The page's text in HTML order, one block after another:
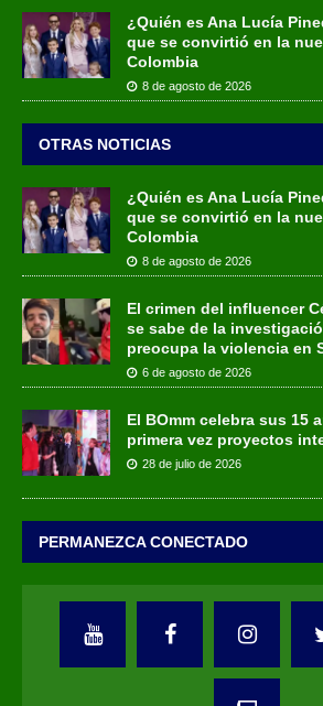
¿Quién es Ana Lucía
que se convirtió en la
Colombia
8 de agosto de 2026
OTRAS NOTICIAS
¿Quién es Ana Lucía
que se convirtió en la
Colombia
8 de agosto de 2026
El crimen del influencer
se sabe de la
preocupa la violencia en
6 de agosto de 2026
El BOmm celebra sus 15
primera vez proyectos
28 de julio de 2026
PERMANEZCA CONECTADO